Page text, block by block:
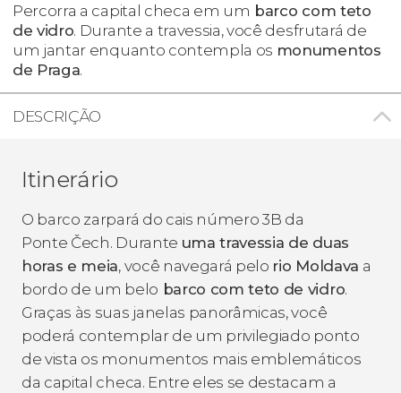
Percorra a capital checa em um barco com teto
de vidro. Durante a travessia, você desfrutará de
um jantar enquanto contempla os monumentos
de Praga.
DESCRIÇÃO
Itinerário
O barco zarpará do cais número 3B da
Ponte Čech. Durante uma travessia de duas
horas e meia, você navegará pelo rio Moldava a
bordo de um belo barco com teto de vidro.
Graças às suas janelas panorâmicas, você
poderá contemplar de um privilegiado ponto
de vista os monumentos mais emblemáticos
da capital checa. Entre eles se destacam a